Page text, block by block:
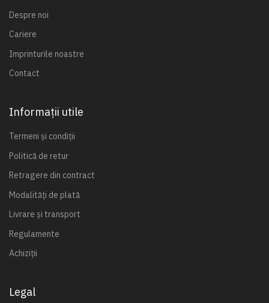
Despre noi
Cariere
Imprinturile noastre
Contact
Informații utile
Termeni și condiții
Politică de retur
Retragere din contract
Modalități de plată
Livrare și transport
Regulamente
Achiziții
Legal